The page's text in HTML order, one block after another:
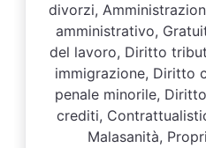
divorzi,
amministrativo,
del lavoro, Diritto
immigrazione, Diritto
penale minorile,
crediti,
Malasanità,